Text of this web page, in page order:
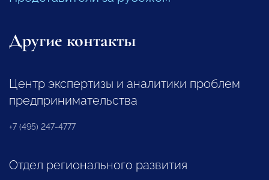
Другие контакты
Центр экспертизы и аналитики проблем
предпринимательства
+7 (495) 247-4777
Отдел регионального развития